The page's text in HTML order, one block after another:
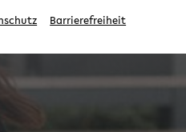
Barrierefreiheit